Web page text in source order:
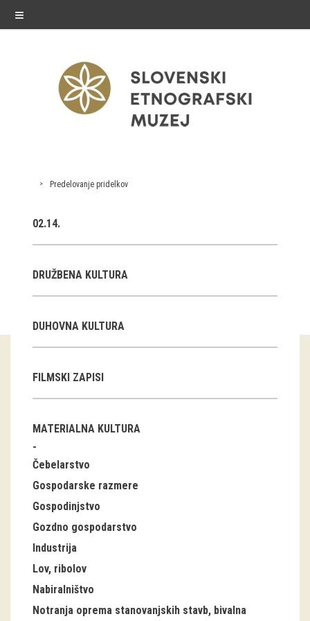
≡
exhibitions
Past exhibitions
Virtual tours
Group visits
education
publications
Etnolog
Books
DVD-s
Predelovanje pridelkov
02.14.
DRUŽBENA KULTURA
DUHOVNA KULTURA
FILMSKI ZAPISI
MATERIALNA KULTURA
Čebelarstvo
Gospodarske razmere
Gospodinjstvo
Gozdno gospodarstvo
Industrija
Lov, ribolov
Nabiralništvo
Notranja oprema stanovanjskih stavb, bivalna